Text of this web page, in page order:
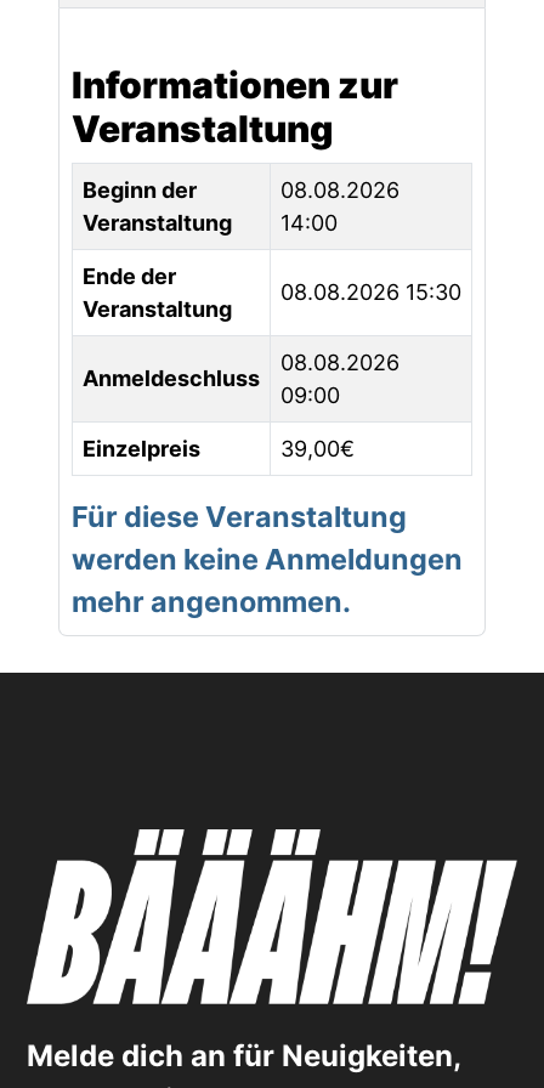
Informationen zur
Veranstaltung
Beginn der
Veranstaltung
08.08.2026
14:00
Ende der
Veranstaltung
08.08.2026 15:30
Anmeldeschluss
08.08.2026
09:00
Einzelpreis 39,00€
Für diese Veranstaltung
werden keine Anmeldungen
mehr angenommen.
Melde dich an für Neuigkeiten,